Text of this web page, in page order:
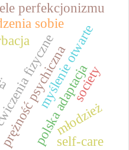
fizyczne
psychiczna
sobie
myślenie otwarte
polska adaptacja
perfekcjonizmu
młodzież
self-care
society